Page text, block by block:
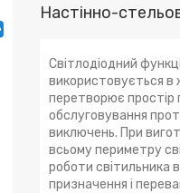
Настінно-
Світлодіодний
використовується в
перетворює простір
обслуговування
виключень. При
всьому периметру
роботи світильника
призначення і